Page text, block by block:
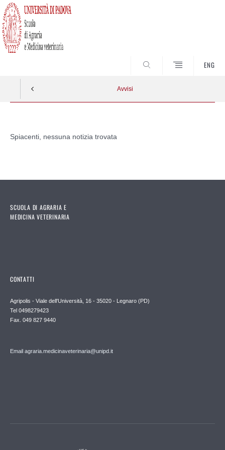
ENG
Avvisi
contenuto
Spiacenti, nessuna notizia trovata
SCUOLA DI AGRARIA E
MEDICINA VETERINARIA
CONTATTI
Agripolis - Viale dell'Università, 16 - 35020 - Legnaro (PD)
Tel 0498279423
Fax. 049 827 9440
Email agraria.medicinaveterinaria@unipd.it